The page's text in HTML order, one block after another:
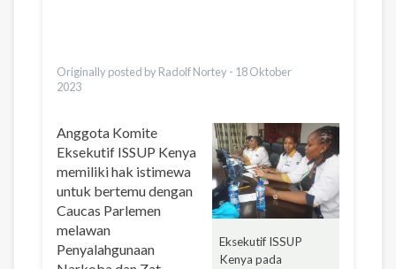
Originally posted by Radolf Nortey - 18 Oktober
2023
Eksekutif ISSUP
Kenya pada
Anggota Komite
Eksekutif ISSUP Kenya
memiliki hak istimewa
untuk bertemu dengan
Caucas Parlemen
melawan
Penyalahgunaan